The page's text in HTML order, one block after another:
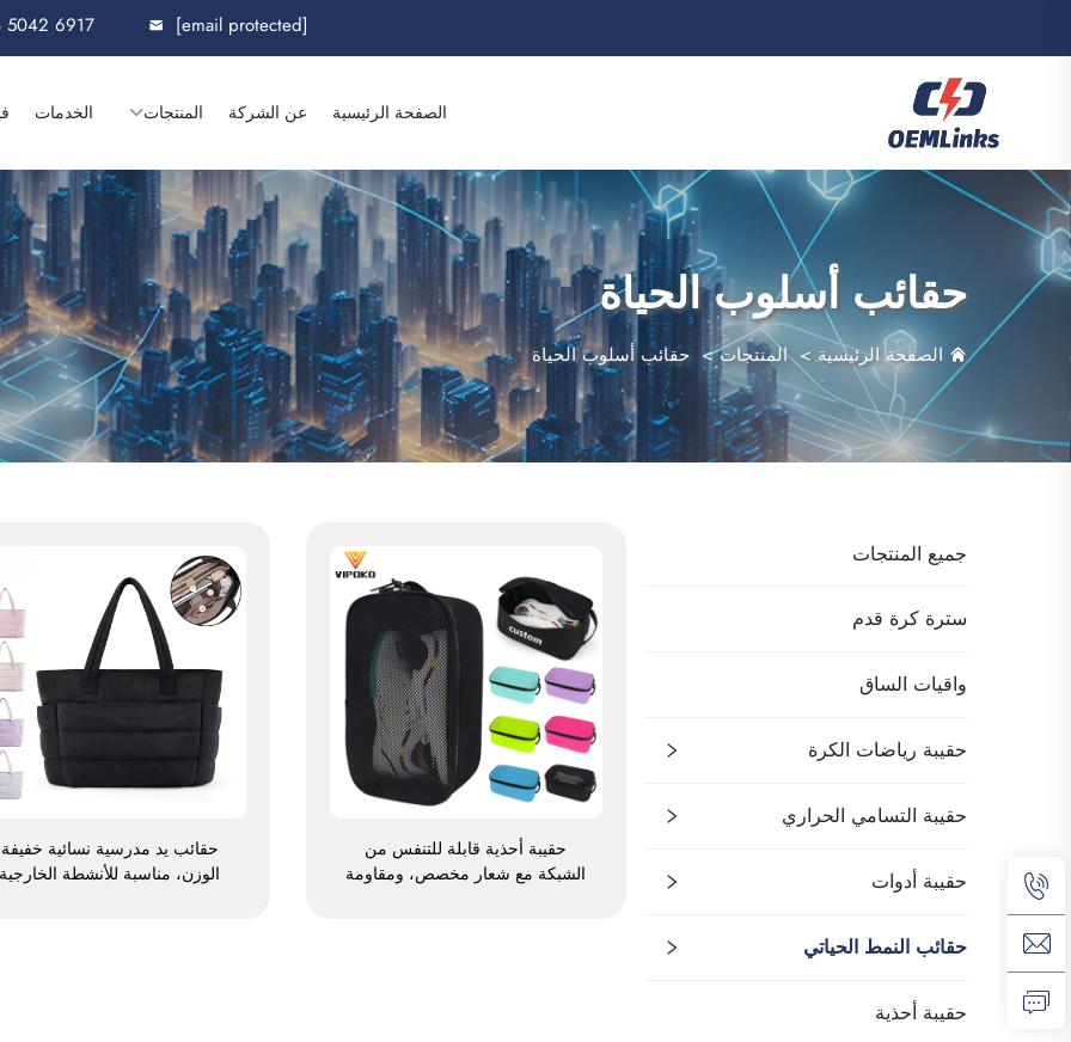
5042 6917 [email protected]
الصفحة الرئيسية عن الشركة المنتجات الخدمات
حقائب أسلوب الحياة
الصفحة الرئيسية>المنتجات>حقائب أسلوب الحياة
جميع المنتجات
سترة كرة قدم
واقيات الساق
حقيبة رياضات الكرة
حقيبة التسامي الحراري
حقيبة أدوات
حقائب النمط الحياتي
حقيبة أحذية
حقيبة أحذية قابلة للتنفس من
الشبكة مع شعار مخصص، ومقاومة
حقائب يد مدرسية نسائية خفيفة
الوزن، مناسبة للأنشطة الخارجية